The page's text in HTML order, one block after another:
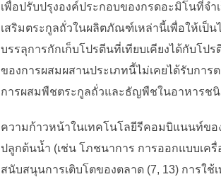
เพื่อปรับปรุงองค์ประกอบของกรดอะมิโนที่จำ
เสริมตระกูลถั่วในผลิตภัณฑ์เหล่านี้เพื่อให้เป็
บรรลุการกักเก็บโปรตีนที่เทียบเคียงได้กับโป
ของการผสมผสานประเภทนี้ไม่เคยได้รับกา
การผสมพืชตระกูลถั่วและธัญพืชในอาหารชนิ
ความก้าวหน้าในเทคโนโลยีรีคอมบิแนนท์ขอ
ปลูกต้นน้ำ (เช่น โภชนาการ การออกแบบเค
สนับสนุนการเติบโตของตลาด (7, 13) การใ